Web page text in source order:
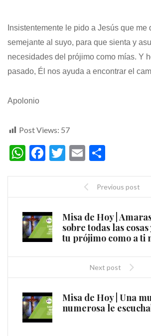
Insistentemente le pido a Jesús que me
semejante al suyo, para que sienta y
necesidades del prójimo como mías. Y
pasado, Él nos ayuda a encontrar el
Apolonio
Post Views: 57
WhatsApp
Facebook
Twitter
Email
Previous post
Misa de Hoy |
sobre todas las
tu prójimo como a ti
Next post
Misa de Hoy | Una
numerosa le